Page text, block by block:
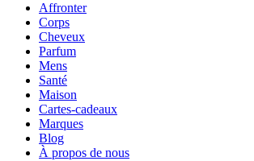
Affronter
Corps
Cheveux
Parfum
Mens
Santé
Maison
Cartes-cadeaux
Marques
Blog
À propos de nous